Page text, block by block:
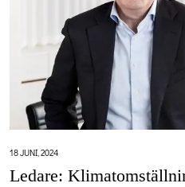
18 JUNI, 2024
Ledare: